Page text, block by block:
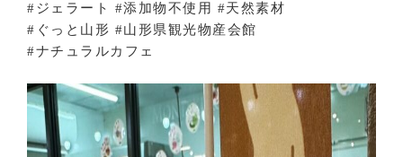
#ジェラート #添加物不使用 #天然素材
#ぐっと山形 #山形県観光物産会館
#ナチュラルカフェ